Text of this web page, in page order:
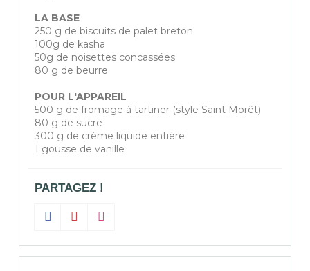
LA BASE
250 g de biscuits de palet breton
100g de kasha
50g de noisettes concassées
80 g de beurre
POUR L'APPAREIL
500 g de fromage à tartiner (style Saint Morêt)
80 g de sucre
300 g de crème liquide entière
1 gousse de vanille
PARTAGEZ !